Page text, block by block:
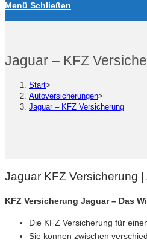
Menü Schließen
Jaguar – KFZ
Start>
Autoversicherungen>
Jaguar – KFZ Versicherung
Jaguar KFZ Versicherung
KFZ Versicherung Jaguar – Das
Die KFZ Versicherung für
Sie können zwischen